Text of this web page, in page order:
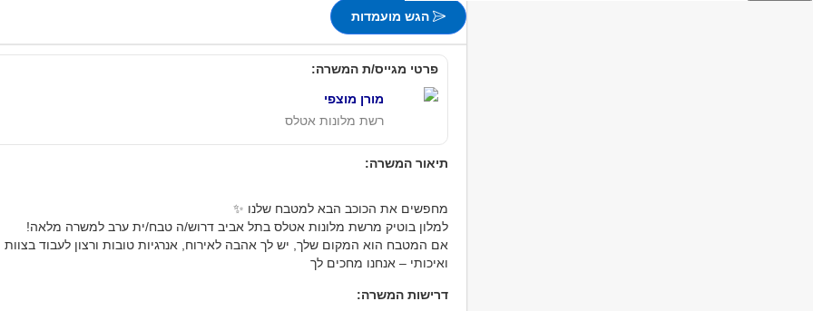
הגש מועמדות
פרטי מגייס/ת המשרה:
מורן מוצפי
רשת מלונות אטלס
תיאור המשרה:
מחפשים את הכוכב הבא למטבח שלנו ✨
למלון בוטיק מרשת מלונות אטלס בתל אביב דרוש/ה טבח/ית ערב למשרה מלאה!
אם המטבח הוא המקום שלך, יש לך אהבה לאירוח, אנרגיות טובות ורצון לעבוד בצוות
ואיכותי – אנחנו מחכים לך
דרישות המשרה: